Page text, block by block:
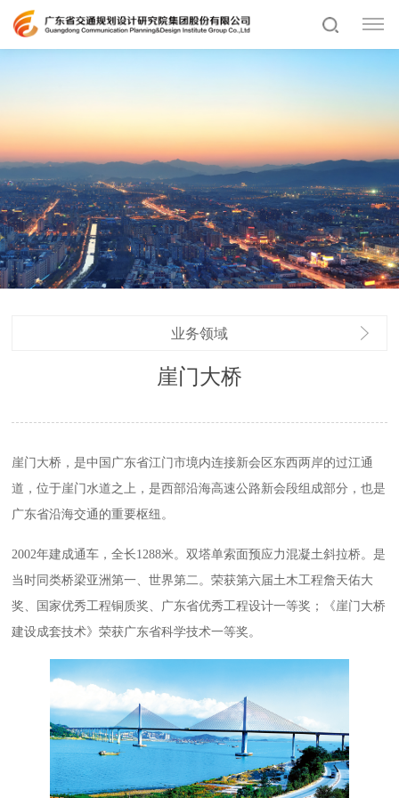
业务领域
崖门大桥
崖门大桥，是中国广东省江门市境内连接新会区东西两岸的过江通
道，位于崖门水道之上，是西部沿海高速公路新会段组成部分，也是
广东省沿海交通的重要枢纽。
2002年建成通车，全长1288米。双塔单索面预应力混凝土斜拉桥。是
当时同类桥梁亚洲第一、世界第二。荣获第六届土木工程詹天佑大
奖、国家优秀工程铜质奖、广东省优秀工程设计一等奖；《崖门大桥
建设成套技术》荣获广东省科学技术一等奖。